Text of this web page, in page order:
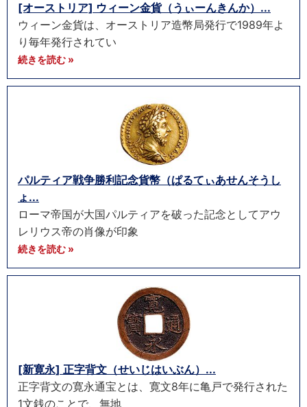
[オーストリア] ウィーン金貨（うぃーんきんか）...
ウィーン金貨は、オーストリア造幣局発行で1989年よ
り毎年発行されてい
続きを読む »
パルティア戦争勝利記念貨幣（ぱるてぃあせんそうし
ょ...
ローマ帝国が大国パルティアを破った記念としてアウ
レリウス帝の肖像が印象
続きを読む »
[新寛永] 正字背文（せいじはいぶん）...
正字背文の寛永通宝とは、寛文8年に亀戸で発行された
1文銭のことで、無地